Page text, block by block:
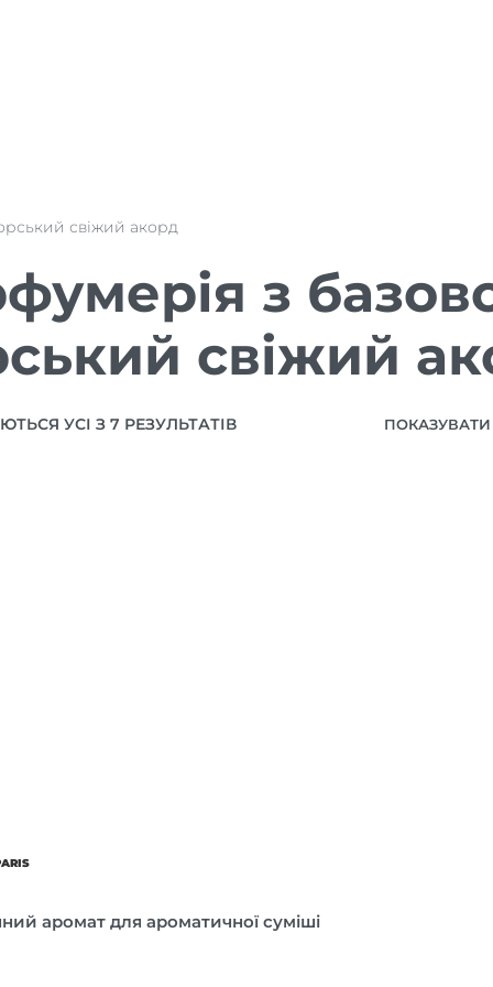
свіжий акорд
з
свіжий
УСІ З 7 РЕЗУЛЬТАТІВ ПОКАЗУВАТИ
аромат для ароматичної суміші